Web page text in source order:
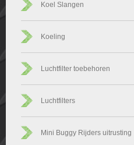
Koel Slangen
Koeling
Luchtfilter toebehoren
Luchtfilters
Mini Buggy Rijders uitrusting